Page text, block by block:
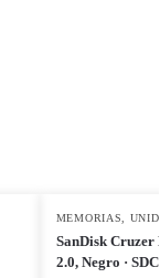
MEMORIAS
SanDisk Cruzer
2.0, Negro ·